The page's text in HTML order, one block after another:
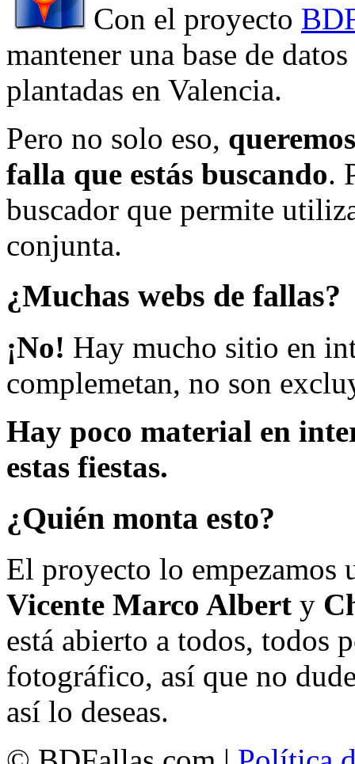
Con el proyecto
mantener una base de
plantadas en Valencia.
Pero no solo eso,
falla que estás buscando.
buscador que permite
conjunta.
¿Muchas webs de fallas?
¡No! Hay mucho sitio en
complemetan, no son
Hay poco material en
estas fiestas.
¿Quién monta esto?
El proyecto lo empezamos
Vicente Marco Albert y
está abierto a todos, todos
fotográfico, así que no
así lo deseas.